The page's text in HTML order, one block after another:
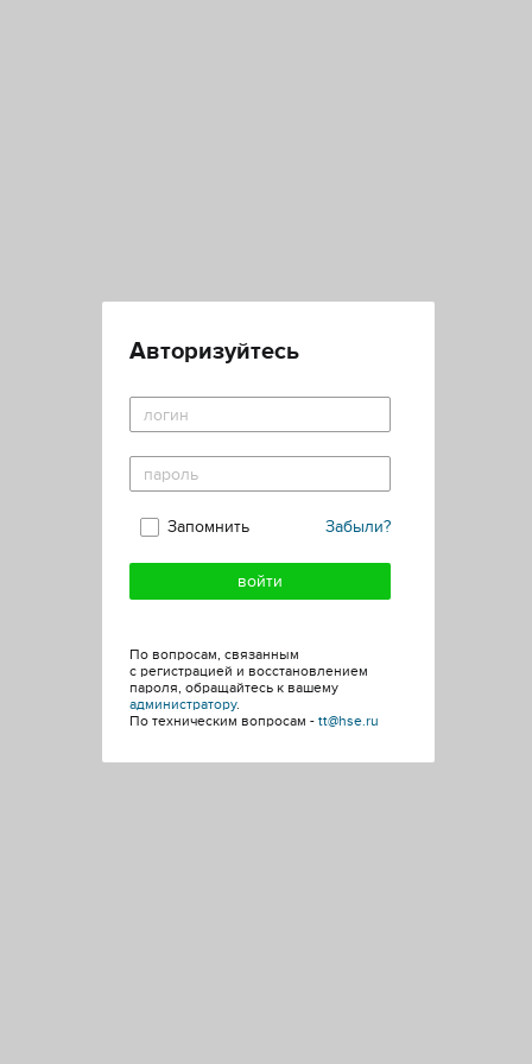
Авторизуйтесь
Забыли?
Запомнить
По вопросам, связанным
с регистрацией и восстановлением
пароля, обращайтесь к вашему
администратору.
По техническим вопросам - tt@hse.ru